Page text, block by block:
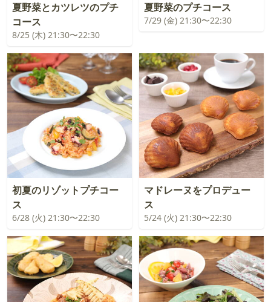
夏野菜とカツレツのプチ
コース
8/25 (木) 21:30〜22:30
夏野菜のプチコース
7/29 (金) 21:30〜22:30
初夏のリゾットプチコー
ス
6/28 (火) 21:30〜22:30
マドレーヌをプロデュー
ス
5/24 (火) 21:30〜22:30